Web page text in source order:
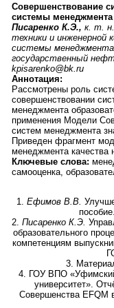
Совершенствование
системы менеджмента
Писаренко К.Э., к. т.
техники и инженерной
системы
государственный
kpisarenko@bk.ru
Аннотация:
Рассмотрены роль
совершенствовании
менеджмента
применения Модели
систем менеджмента
Приведен фрагмент
менеджмента качества
Ключевые слова:
самооценка,
1. Ефимов В.В.
2. Писаренко К.Э.
образовательного
компетенциям
3.
4. ГОУ ВПО «Уфимский
университет».
Совершенства EFQM